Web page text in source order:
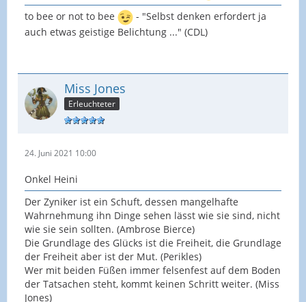
to bee or not to bee
- "Selbst denken erfordert ja
auch etwas geistige Belichtung ..." (CDL)
Miss Jones
Erleuchteter
24. Juni 2021 10:00
Onkel Heini
Der Zyniker ist ein Schuft, dessen mangelhafte
Wahrnehmung ihn Dinge sehen lässt wie sie sind, nicht
wie sie sein sollten. (Ambrose Bierce)
Die Grundlage des Glücks ist die Freiheit, die Grundlage
der Freiheit aber ist der Mut. (Perikles)
Wer mit beiden Füßen immer felsenfest auf dem Boden
der Tatsachen steht, kommt keinen Schritt weiter. (Miss
Jones)